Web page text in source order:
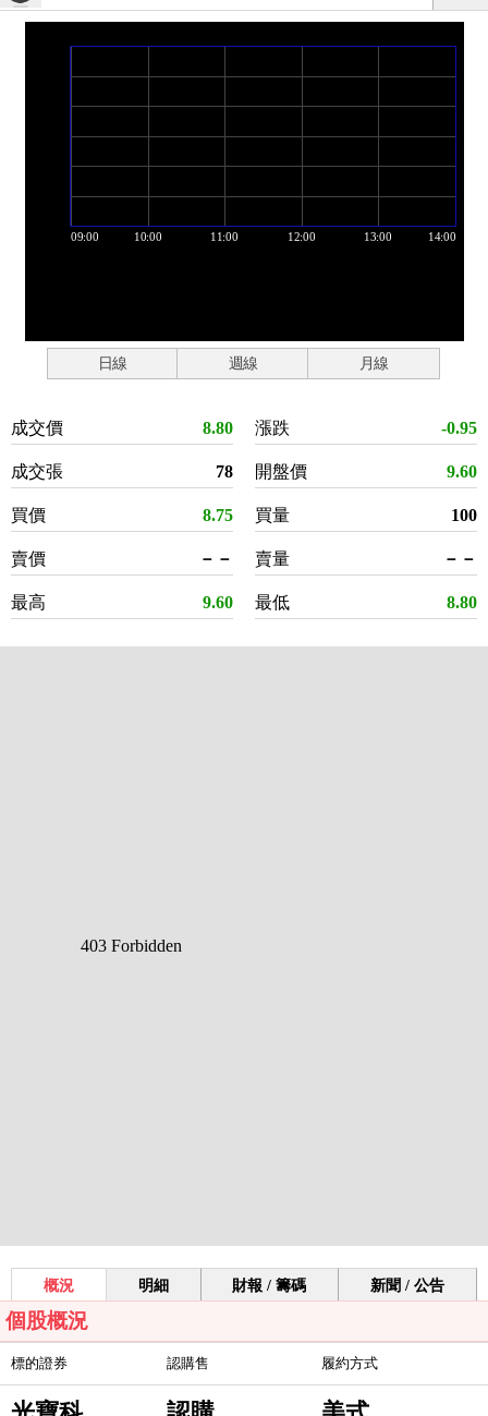
日線 週線 月線
成交價 8.80
成交張 78
買價 8.75
賣價 －－
最高 9.60
漲跌 -0.95
開盤價 9.60
買量 100
賣量 －－
最低 8.80
概況 明細 財報 / 籌碼 新聞 / 公告
個股概況
標的證券 認購售 履約方式